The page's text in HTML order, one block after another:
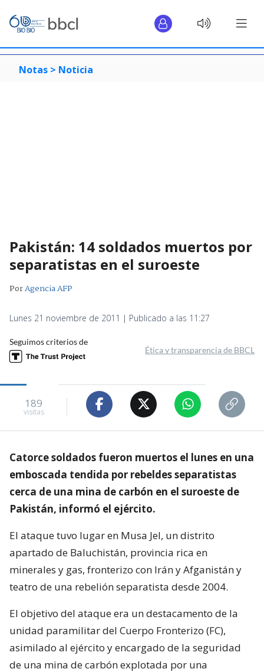
Notas > Noticia
Pakistán: 14 soldados muertos por
separatistas en el suroeste
PorAgencia AFP
Lunes 21 noviembre de 2011 | Publicado a las 11:27
Seguimos criterios de
Ética y transparencia de BBCL
189
visitas
Catorce soldados fueron muertos el lunes en una
emboscada tendida por rebeldes separatistas
cerca de una mina de carbón en el suroeste de
Pakistán, informó el ejército.
El ataque tuvo lugar en Musa Jel, un distrito
apartado de Baluchistán, provincia rica en
minerales y gas, fronterizo con Irán y Afganistán y
teatro de una rebelión separatista desde 2004.
El objetivo del ataque era un destacamento de la
unidad paramilitar del Cuerpo Fronterizo (FC),
asimilado al ejército y encargado de la seguridad
de una mina de carbón explotada por una